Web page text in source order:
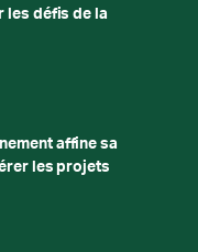
les défis de la
affine sa
les projets